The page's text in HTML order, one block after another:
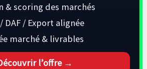
& scoring des marchés
DAF / Export alignée
marché & livrables
l’offre →